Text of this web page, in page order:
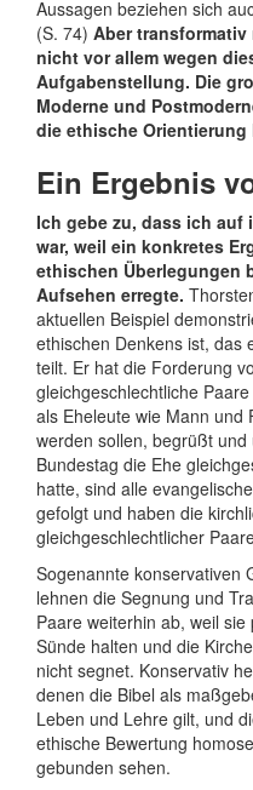
Aussagen beziehen sich
(S. 74) Aber
nicht vor allem wegen
Aufgabenstellung. Die
Moderne und
die ethische Orientierung
Ein Ergebnis
Ich gebe zu, dass ich
war, weil ein konkretes
ethischen Überlegungen
Aufsehen erregte.
aktuellen Beispiel
ethischen Denkens ist, das
teilt. Er hat die Forderung
gleichgeschlechtliche
als Eheleute wie Mann
werden sollen, begrüßt
Bundestag die Ehe
hatte, sind alle
gefolgt und haben die
gleichgeschlechtlicher
Sogenannte konservativen
lehnen die Segnung und
Paare weiterhin ab, weil
Sünde halten und die
nicht segnet. Konservativ
denen die Bibel als
Leben und Lehre gilt, und
ethische Bewertung
gebunden sehen.